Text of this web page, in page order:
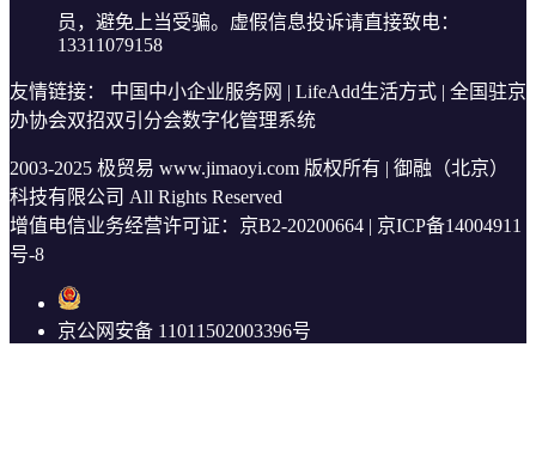
员，避免上当受骗。虚假信息投诉请直接致电：
13311079158
友情链接： 中国中小企业服务网 LifeAdd生活方式
全国驻京
办协会双招双引分会数字化管理系统
2003-2025 极贸易 www.jimaoyi.com 版权所有 | 御融（北京）
科技有限公司 All Rights Reserved
增值电信业务经营许可证：京B2-20200664 | 京ICP备14004911
号-8
京公网安备 11011502003396号